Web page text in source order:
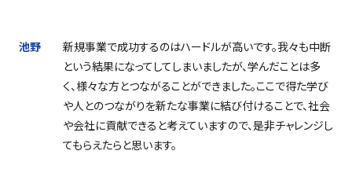
池野
新規事業で成功するのはハードルが高いです。我々も中断
という結果になってしてしまいましたが、学んだことは多
く、様々な方とつながることができました。ここで得た学び
や人とのつながりを新たな事業に結び付けることで、社会
や会社に貢献できると考えていますので、是非チャレンジし
てもらえたらと思います。